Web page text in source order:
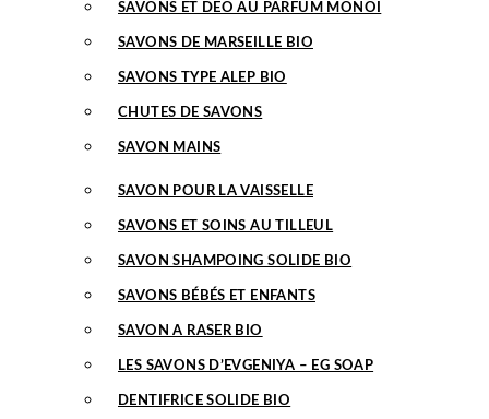
SAVONS ET DEO AU PARFUM MONOI
SAVONS DE MARSEILLE BIO
SAVONS TYPE ALEP BIO
CHUTES DE SAVONS
SAVON MAINS
SAVON POUR LA VAISSELLE
SAVONS ET SOINS AU TILLEUL
SAVON SHAMPOING SOLIDE BIO
SAVONS BÉBÉS ET ENFANTS
SAVON A RASER BIO
LES SAVONS D’EVGENIYA – EG SOAP
DENTIFRICE SOLIDE BIO